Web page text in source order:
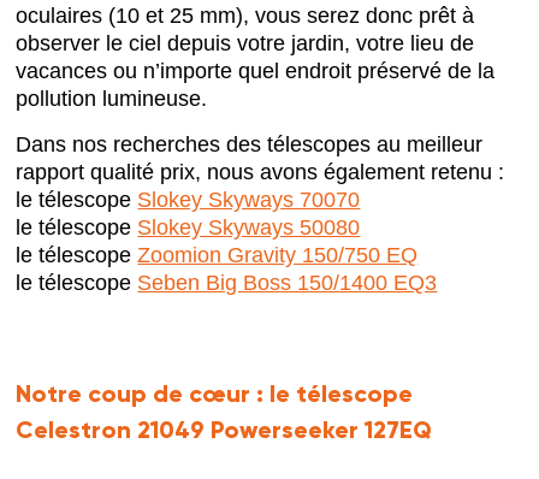
oculaires (10 et 25 mm), vous serez donc prêt à
observer le ciel depuis votre jardin, votre lieu de
vacances ou n’importe quel endroit préservé de la
pollution lumineuse.
Dans nos recherches des télescopes au meilleur
rapport qualité prix, nous avons également retenu :
le télescope Slokey Skyways 70070
le télescope Slokey Skyways 50080
le télescopeZoomion Gravity 150/750 EQ
le télescope Seben Big Boss 150/1400 EQ3
Notre coup de cœur : le télescope
Celestron 21049 Powerseeker 127EQ